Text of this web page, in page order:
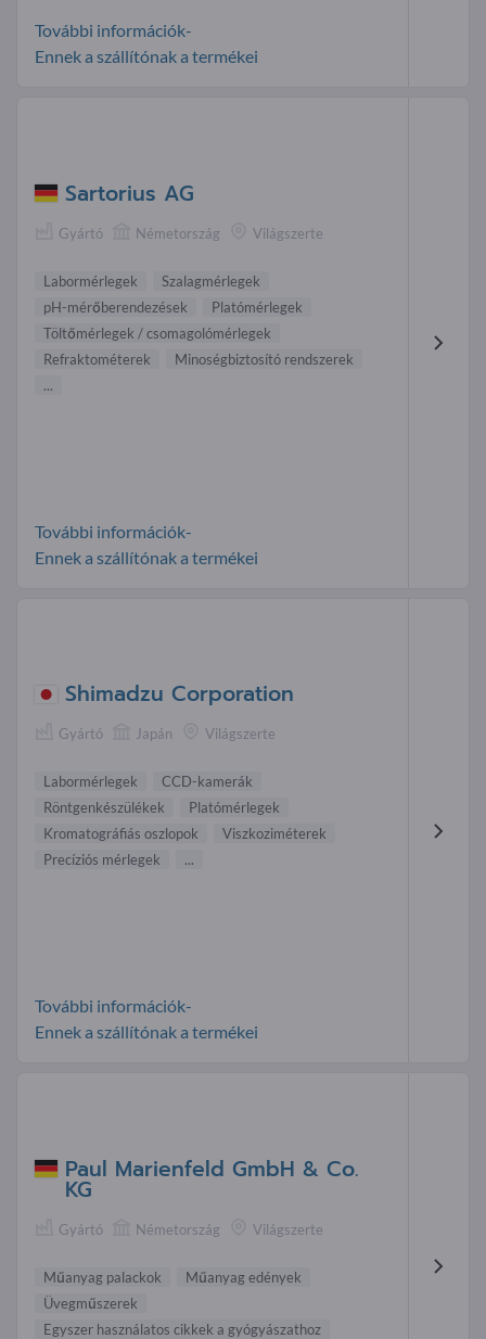
További információk-
Ennek a szállítónak a termékei
Sartorius AG
Gyártó Németország Világszerte
Labormérlegek
Szalagmérlegek
pH-mérőberendezések
Platómérlegek
Töltőmérlegek / csomagolómérlegek
Refraktométerek
Minoségbiztosító rendszerek
...
További információk-
Ennek a szállítónak a termékei
Shimadzu Corporation
Gyártó Japán Világszerte
Labormérlegek
CCD-kamerák
Röntgenkészülékek
Platómérlegek
Kromatográfiás oszlopok
Viszkoziméterek
Precíziós mérlegek
...
További információk-
Ennek a szállítónak a termékei
Paul Marienfeld GmbH & Co.
KG
Gyártó Németország Világszerte
Műanyag palackok
Műanyag edények
Üvegműszerek
Egyszer használatos cikkek a gyógyászathoz